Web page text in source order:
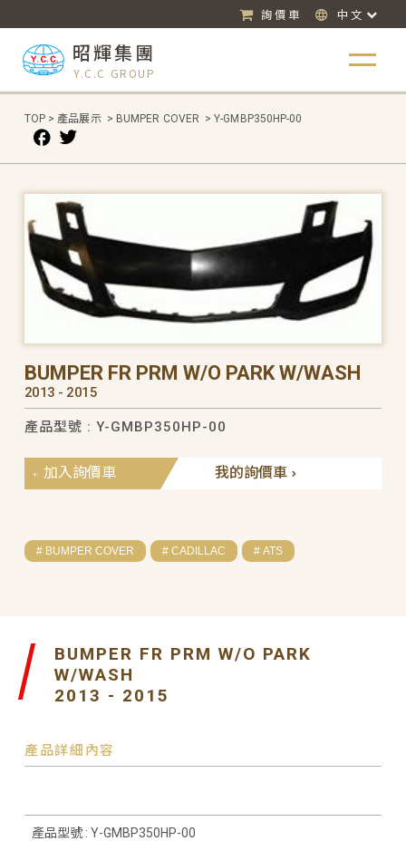
詢價車 中文
昭輝集團
Y.C.C GROUP
TOP > 產品展示 > BUMPER COVER > Y-GMBP350HP-00
BUMPER FR PRM W/O PARK W/WASH
2013 - 2015
產品型號 : Y-GMBP350HP-00
我的詢價車
加入詢價車
# BUMPER COVER # CADILLAC # ATS
BUMPER FR PRM W/O PARK
W/WASH
2013 - 2015
產品詳細內容
產品型號 : Y-GMBP350HP-00